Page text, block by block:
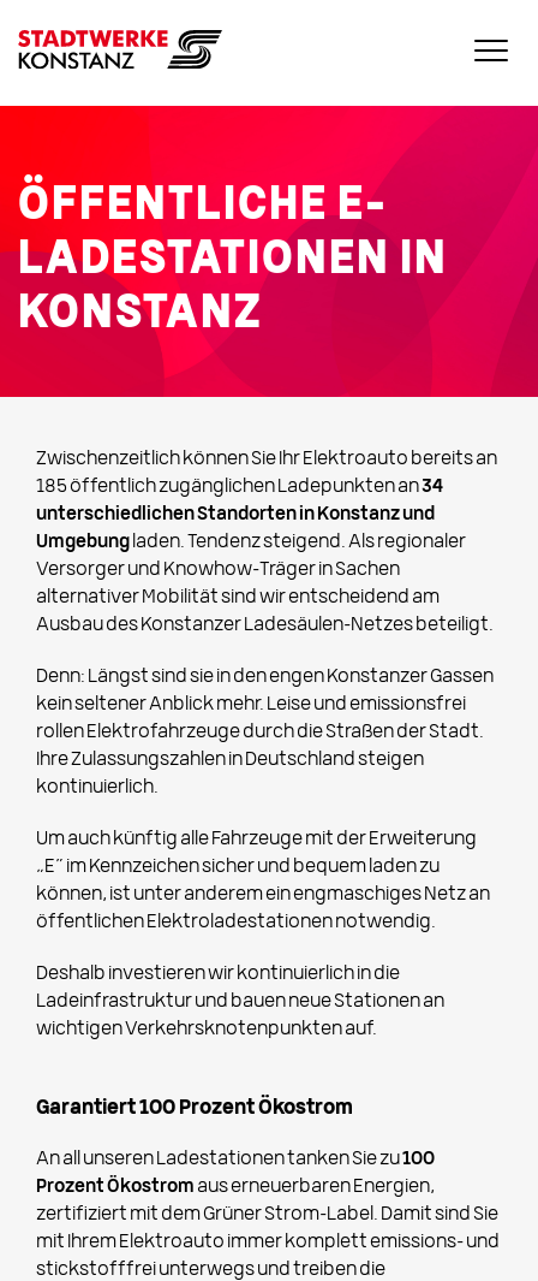
ÖFFENTLICHE E-
LADESTATIONEN IN
KONSTANZ
Zwischenzeitlich können Sie Ihr Elektroauto bereits an
185 öffentlich zugänglichen Ladepunkten an34
unterschiedlichen Standorten in Konstanz und
Umgebung laden. Tendenz steigend. Als regionaler
Versorger und Knowhow-Träger in Sachen
alternativer Mobilität sind wir entscheidend am
Ausbau des Konstanzer Ladesäulen-Netzes beteiligt.
Denn: Längst sind sie in den engen Konstanzer Gassen
kein seltener Anblick mehr. Leise und emissionsfrei
rollen Elektrofahrzeuge durch die Straßen der Stadt.
Ihre Zulassungszahlen in Deutschland steigen
kontinuierlich.
Um auch künftig alle Fahrzeuge mit der Erweiterung
„E“ im Kennzeichen sicher und bequem laden zu
können, ist unter anderem ein engmaschiges Netz an
öffentlichen Elektroladestationen notwendig.
Deshalb investieren wir kontinuierlich in die
Ladeinfrastruktur und bauen neue Stationen an
wichtigen Verkehrsknotenpunkten auf.
Garantiert 100 Prozent Ökostrom
An all unseren Ladestationen tanken Sie zu100
Prozent Ökostrom aus erneuerbaren Energien,
zertifiziert mit dem Grüner Strom-Label. Damit sind Sie
mit Ihrem Elektroauto immer komplett emissions- und
stickstofffrei unterwegs und treiben die